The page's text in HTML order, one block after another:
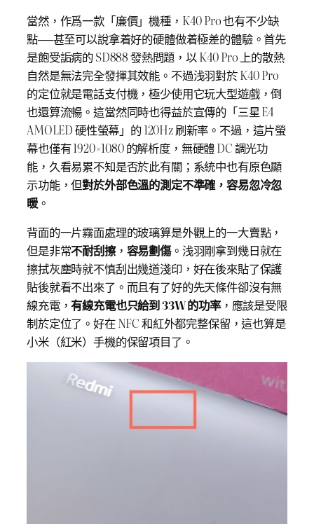
當然，作爲一款「廉價」機種，K40 Pro 也有不少缺
點──甚至可以說拿着好的硬體做着極差的體驗。首先
是飽受詬病的 SD888 發熱問題，以 K40 Pro 上的散熱
自然是無法完全發揮其效能。不過浅羽對於 K40 Pro
的定位就是電話支付機，極少使用它玩大型遊戲，倒
也還算流暢。這當然同時也得益於宣傳的「三星 E4
AMOLED 硬性螢幕」的 120Hz 刷新率。不過，這片螢
幕也僅有 1920×1080 的解析度，無硬體 DC 調光功
能，久看易累不知是否於此有關；系統中也有原色顯
示功能，但對於外部色溫的測定不準確，容易忽冷忽
暖。
背面的一片霧面處理的玻璃算是外觀上的一大賣點，
但是非常不耐刮擦， 容易劃傷。浅羽剛拿到幾日就在
擦拭灰塵時就不慎刮出幾道淺印，好在後來貼了保護
貼後就看不出來了。而且有了好的先天條件卻沒有無
線充電，有線充電也只給到 33W 的功率，應該是受限
制於定位了。好在 NFC 和紅外都完整保留，這也算是
小米（紅米）手機的保留項目了。